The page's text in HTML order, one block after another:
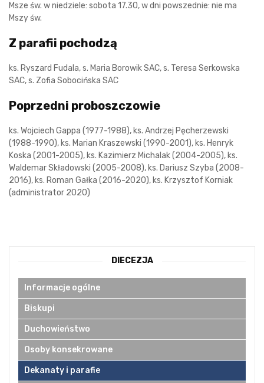
Msze św. w niedziele: sobota 17.30, w dni powszednie: nie ma
Mszy św.
Z parafii pochodzą
ks. Ryszard Fudala, s. Maria Borowik SAC, s. Teresa Serkowska
SAC, s. Zofia Sobocińska SAC
Poprzedni proboszczowie
ks. Wojciech Gappa (1977-1988), ks. Andrzej Pęcherzewski
(1988-1990), ks. Marian Kraszewski (1990-2001), ks. Henryk
Koska (2001-2005), ks. Kazimierz Michalak (2004-2005), ks.
Waldemar Składowski (2005-2008), ks. Dariusz Szyba (2008-
2016), ks. Roman Gałka (2016-2020), ks. Krzysztof Korniak
(administrator 2020)
DIECEZJA
Informacje ogólne
Biskupi
Duchowieństwo
Osoby konsekrowane
Dekanaty i parafie